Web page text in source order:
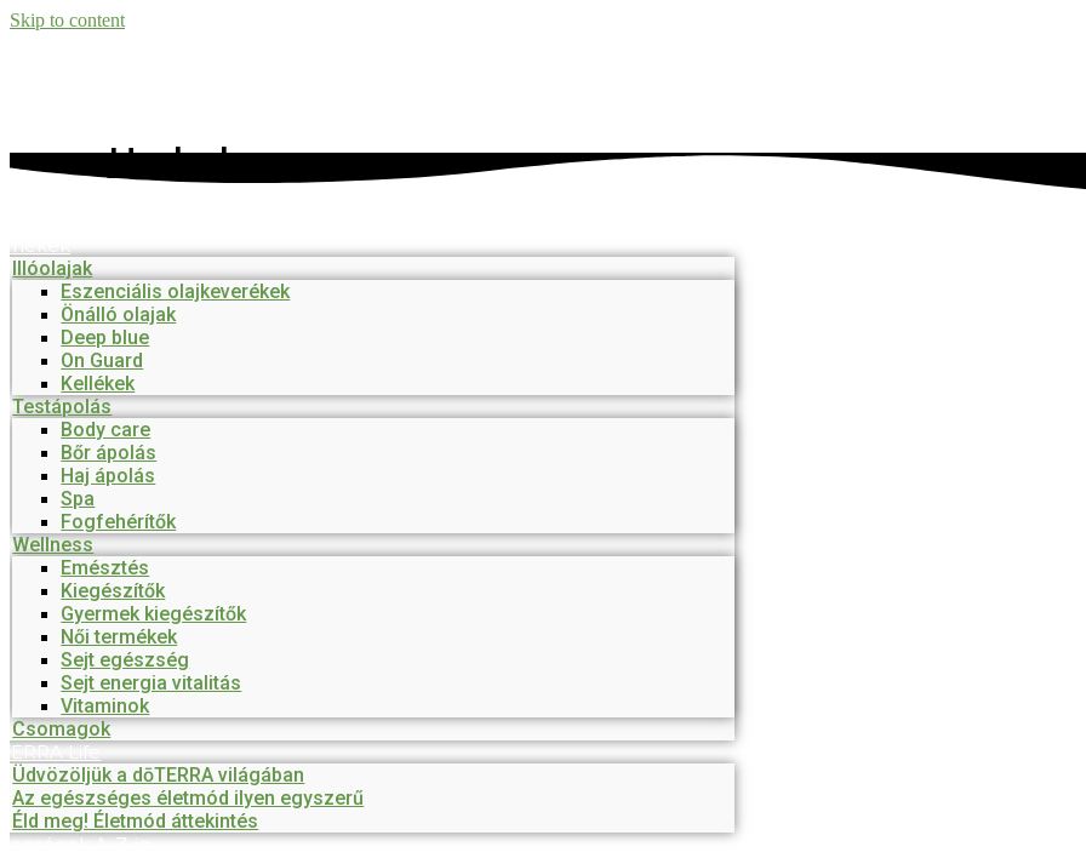
Skip to content
Herbalguru
Illóolajak
Eszenciális olajkeverékek
Önálló olajak
Deep blue
On Guard
Kellékek
Testápolás
Body care
Bőr ápolás
Haj ápolás
Spa
Fogfehérítők
Wellness
Emésztés
Kiegészítők
Gyermek kiegészítők
Női termékek
Sejt egészség
Sejt energia vitalitás
Vitaminok
Csomagok
Life
Üdvözöljük a dōTERRA világában
Az egészséges életmód ilyen egyszerű
Éld meg! Életmód áttekintés
A-Z-ig